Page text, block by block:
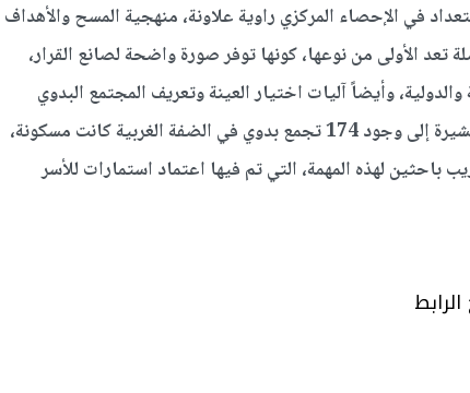
في الإحصاء المركزي راوية علاونة، منهجية المسح والأهداف
تعد الأولى من نوعها، كونها توفر صورة واضحة لصانع القرار،
وأيضاً آليات اختيار العينة وتعريف المجتمع البدوي
والمجتمع الرعوي والمجتمع الرعوي/ البدوي، مشيرة إلى وجود 174 تجمع بدوي في الضفة الغربية كانت مسكونة،
باحثين لهذه المهمة، التي تم فيها اعتماد استمارات للأسر